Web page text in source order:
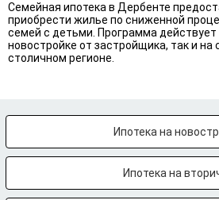
Семейная ипотека в Дербенте
приобрести жилье по сниженной
семей с детьми. Программа действует
новостройке от застройщика, так и
столичном регионе.
Ипотека на
Ипотека на